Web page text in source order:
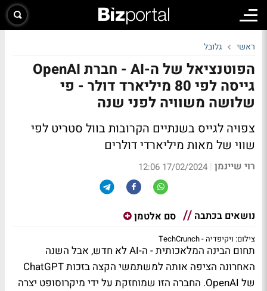
ראשי גלובל
הפוטנציאל של ה-AI - חברת OpenAI
גייסה לפי 80 מיליארד דולר - פי
שלושה משוויה לפני שנה
צפויה לגייס בשנתיים הקרובות בוול סטריט לפי
שווי של מאות מיליארדי דולרים
רוי שיינמן |
17/02/2024 12:06
נושאים בכתבה סם אלטמן
צילום: ויקיפדיה - TechCrunch
תחום הבינה המלאכותית - ה-AI לא חדש, אבל השנה
האחרונה הציפה אותה למשתמשי הקצה בזכות ChatGPT
של OpenAI. החברה הזו שמוחזקת על ידי מיקרוסופט יצרה